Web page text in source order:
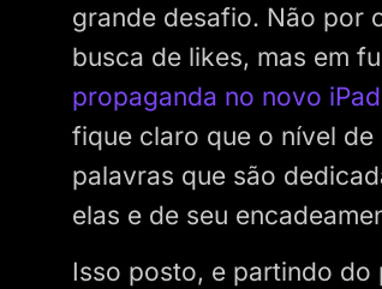
grande desafio. Não por
busca de likes, mas em
propaganda no novo iPad
fique claro que o nível
palavras que são
elas e de seu
Isso posto, e partindo